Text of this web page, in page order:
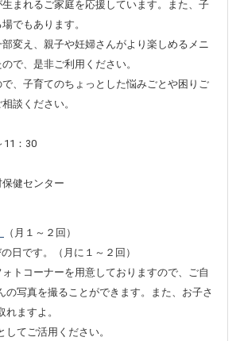
生まれるご家庭を応援しています。また、子
場でもあります。
変え、親子や妊婦さんがより楽しめるメニ
で、是非ご利用ください。
、子育てのちょっとした悩みごとや困りご
談ください。
：30
健センター
（月１～２回）
日です。（月に１～２回）
コーナーを用意しておりますので、ご自
の写真を撮ることができます。また、お子さ
れますよ。
してご活用ください。